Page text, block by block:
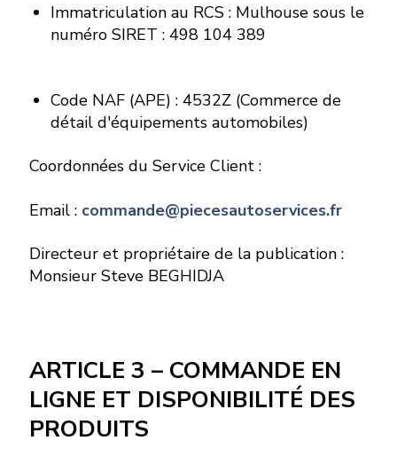
Immatriculation au RCS : Mulhouse sous le
numéro SIRET : 498 104 389
Code NAF (APE) : 4532Z (Commerce de
détail d'équipements automobiles)
Coordonnées du Service Client :
Email : commande@piecesautoservices.fr
Directeur et propriétaire de la publication :
Monsieur Steve BEGHIDJA
ARTICLE 3 – COMMANDE EN
LIGNE ET DISPONIBILITÉ DES
PRODUITS